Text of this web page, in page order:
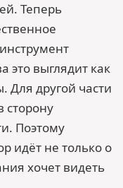
Теперь
это выглядит как
Для другой части
сторону
Поэтому
идёт не только о
хочет видеть